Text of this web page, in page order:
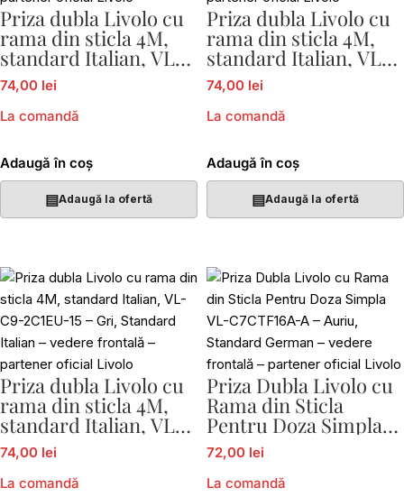
Priza dubla Livolo cu
rama din sticla 4M,
standard Italian, VL-
C9-2C1EU-12
74,00 lei
La comandă
Adaugă în coș
▤Adaugă la ofertă
Priza dubla Livolo cu
rama din sticla 4M,
standard Italian, VL-
C9-2C1EU-13
74,00 lei
La comandă
Adaugă în coș
▤Adaugă la ofertă
Priza dubla Livolo cu
rama din sticla 4M,
standard Italian, VL-
C9-2C1EU-15
74,00 lei
La comandă
Priza Dubla Livolo cu
Rama din Sticla
Pentru Doza Simpla
VL-C7CTF16A-A
72,00 lei
La comandă